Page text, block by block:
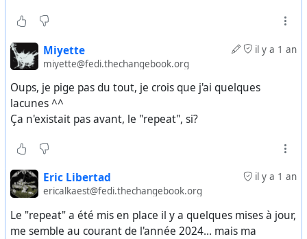
il y a 1 an
Miyette
miyette@fedi.thechangebook.org
Oups, je pige pas du tout, je crois que j'ai quelques
lacunes ^^
Ça n'existait pas avant, le "repeat", si?
il y a 1 an
Eric Libertad
ericalkaest@fedi.thechangebook.org
Le "repeat" a été mis en place il y a quelques mises à jour,
me semble au courant de l'année 2024... mais ma